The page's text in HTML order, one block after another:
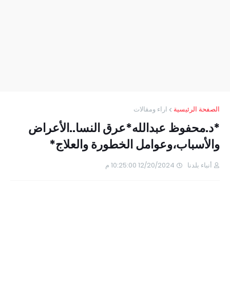
الصفحة الرئيسية اراء ومقالات
*د.محفوظ عبدالله*عرق النسا..الأعراض
والأسباب،وعوامل الخطورة والعلاج*
أنباء بلدنا 12/20/2024 10:25:00 م